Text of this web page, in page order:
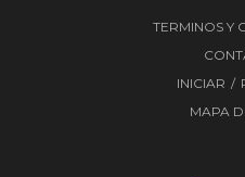
TERMINOS Y
INICIAR
MAPA